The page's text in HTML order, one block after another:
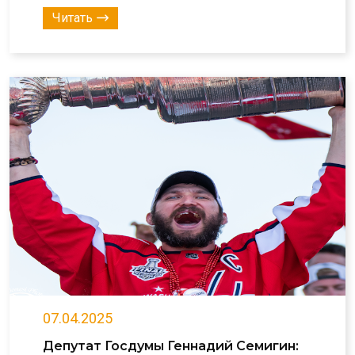
Читать
07.04.2025
Депутат Госдумы Геннадий Семигин: